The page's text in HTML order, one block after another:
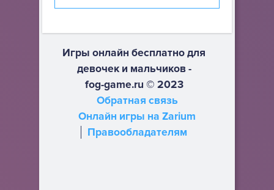
Игры онлайн бесплатно для
девочек и мальчиков -
fog-game.ru © 2023
Обратная связь
Онлайн игры на Zarium
Правообладателям